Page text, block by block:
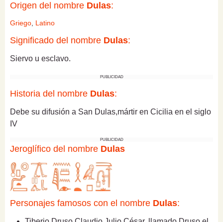
Origen del nombre Dulas:
Griego, Latino
Significado del nombre Dulas:
Siervo u esclavo.
PUBLICIDAD
Historia del nombre Dulas:
Debe su difusión a San Dulas,mártir en Cicilia en el siglo
IV
PUBLICIDAD
Jeroglífico del nombre Dulas
Personajes famosos con el nombre Dulas: